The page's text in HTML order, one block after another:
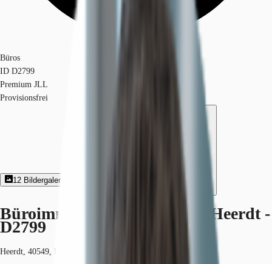
Büros
ID D2799
Premium JLL
Provisionsfrei
12 Bildergalerie
Büroimmobilie - Düsseldorf, Heerdt -
D2799
Heerdt, 40549, Düsseldorf, Nordrhein-Westfalen